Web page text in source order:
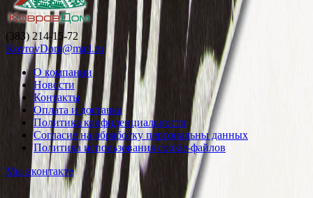
(383) 214-15-72
KovrovDom@mail.ru
О компании
Новости
Контакты
Оплата и доставка
Политика конфиденциальности
Согласие на обработку персональны данных
Политика использования cookie-файлов
Мы вконтакте